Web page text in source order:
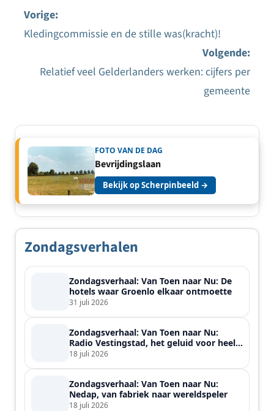
Bericht
navigatie
Vorige:
Kledingcommissie en de stille was(kracht)!
Volgende:
Relatief veel Gelderlanders werken: cijfers per
gemeente
FOTO VAN DE DAG
Bevrijdingslaan
Bekijk op Scherpinbeeld →
Zondagsverhalen
Zondagsverhaal: Van Toen naar Nu: De
hotels waar Groenlo elkaar ontmoette
31 juli 2026
Zondagsverhaal: Van Toen naar Nu:
Radio Vestingstad, het geluid voor heel
de streek
18 juli 2026
Zondagsverhaal: Van Toen naar Nu:
Nedap, van fabriek naar wereldspeler
18 juli 2026